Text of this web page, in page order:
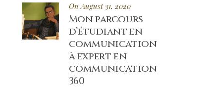
On August 31, 2020
Mon parcours
d’étudiant en
communication
à expert en
communication
360